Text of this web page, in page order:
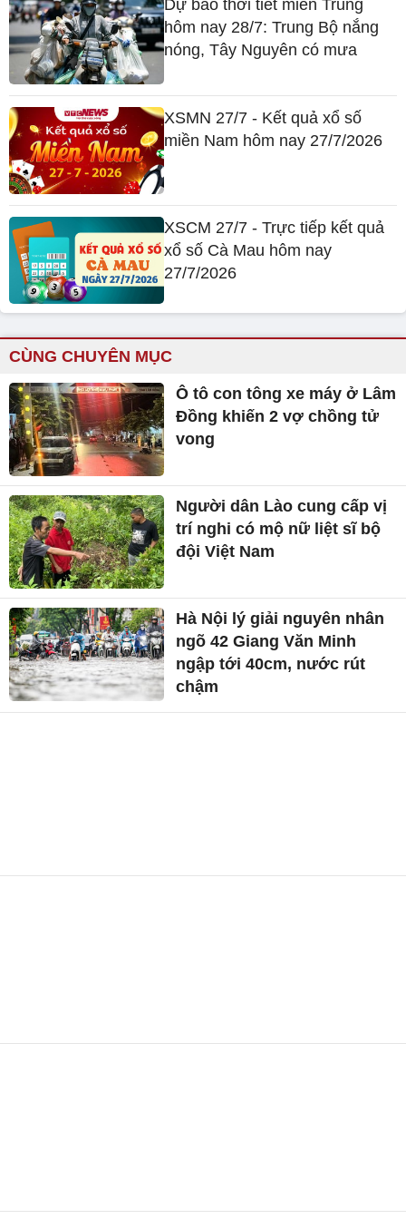
Dự báo thời tiết miền Trung
hôm nay 28/7: Trung Bộ nắng
nóng, Tây Nguyên có mưa
XSMN 27/7 - Kết quả xổ số
miền Nam hôm nay 27/7/2026
XSCM 27/7 - Trực tiếp kết quả
xổ số Cà Mau hôm nay
27/7/2026
CÙNG CHUYÊN MỤC
Ô tô con tông xe máy ở Lâm
Đồng khiến 2 vợ chồng tử
vong
Người dân Lào cung cấp vị
trí nghi có mộ nữ liệt sĩ bộ
đội Việt Nam
Hà Nội lý giải nguyên nhân
ngõ 42 Giang Văn Minh
ngập tới 40cm, nước rút
chậm